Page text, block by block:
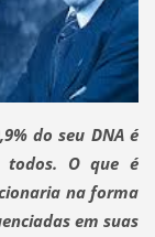
do seu DNA é
todos. O que é
na forma
em suas